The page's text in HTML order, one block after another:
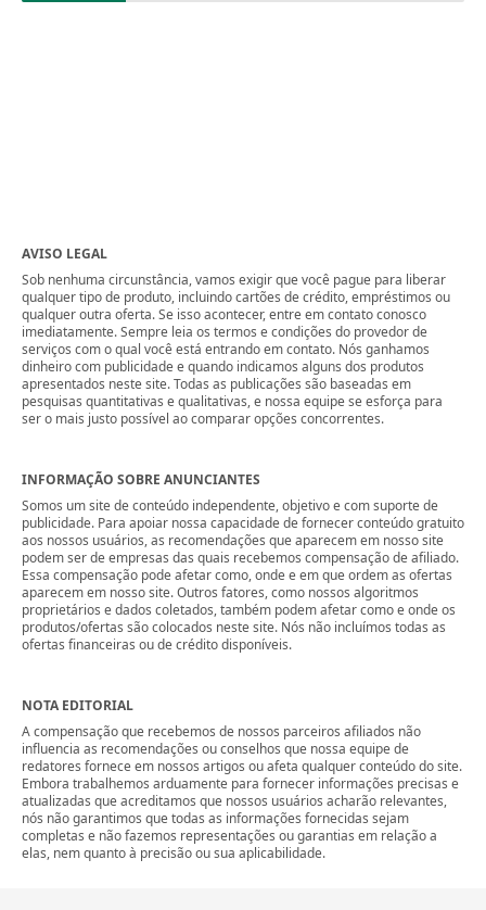
AVISO LEGAL
Sob nenhuma circunstância, vamos exigir que você pague para liberar
qualquer tipo de produto, incluindo cartões de crédito, empréstimos ou
qualquer outra oferta. Se isso acontecer, entre em contato conosco
imediatamente. Sempre leia os termos e condições do provedor de
serviços com o qual você está entrando em contato. Nós ganhamos
dinheiro com publicidade e quando indicamos alguns dos produtos
apresentados neste site. Todas as publicações são baseadas em
pesquisas quantitativas e qualitativas, e nossa equipe se esforça para
ser o mais justo possível ao comparar opções concorrentes.
INFORMAÇÃO SOBRE ANUNCIANTES
Somos um site de conteúdo independente, objetivo e com suporte de
publicidade. Para apoiar nossa capacidade de fornecer conteúdo gratuito
aos nossos usuários, as recomendações que aparecem em nosso site
podem ser de empresas das quais recebemos compensação de afiliado.
Essa compensação pode afetar como, onde e em que ordem as ofertas
aparecem em nosso site. Outros fatores, como nossos algoritmos
proprietários e dados coletados, também podem afetar como e onde os
produtos/ofertas são colocados neste site. Nós não incluímos todas as
ofertas financeiras ou de crédito disponíveis.
NOTA EDITORIAL
A compensação que recebemos de nossos parceiros afiliados não
influencia as recomendações ou conselhos que nossa equipe de
redatores fornece em nossos artigos ou afeta qualquer conteúdo do site.
Embora trabalhemos arduamente para fornecer informações precisas e
atualizadas que acreditamos que nossos usuários acharão relevantes,
nós não garantimos que todas as informações fornecidas sejam
completas e não fazemos representações ou garantias em relação a
elas, nem quanto à precisão ou sua aplicabilidade.